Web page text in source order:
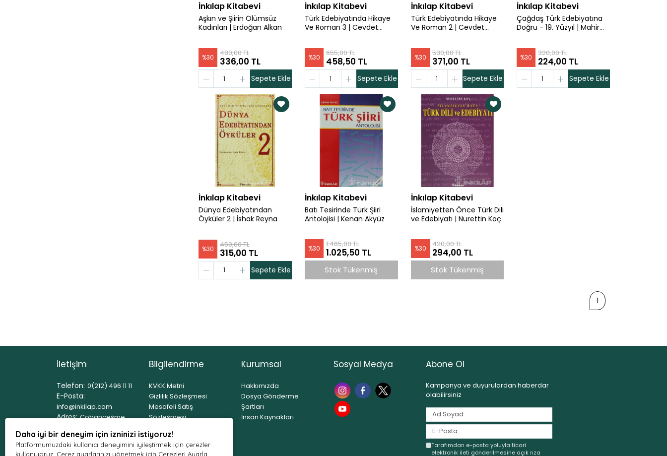
Daha iyi bir deneyim için izninizi istiyoruz!
Platformumuzdaki kullanıcı deneyimini iyileştirmek için çerezler
kullanıyoruz. Çerez ayarlarınızı yönetmek için Çerezleri Ayarla
İnkılap Kitabevi
Aşkın ve Şiirin Ölümsüz
Kadınları | Erdoğan Alkan
%30 480,00 TL
336,00 TL
Sepete Ekle
İnkılap Kitabevi
Türk Edebiyatında Hikaye
Ve Roman 3 | Cevdet
%30 655,00 TL
458,50 TL
Sepete Ekle
İnkılap Kitabevi
Türk Edebiyatında Hikaye
Ve Roman 2 | Cevdet
%30 530,00 TL
371,00 TL
Sepete Ekle
İnkılap Kitabevi
Çağdaş Türk Edebiyatına
Doğru - 19. Yüzyıl | Mahir
%30 320,00 TL
224,00 TL
Sepete Ekle
İnkılap Kitabevi
Dünya Edebiyatından
Öyküler 2 | İshak Reyna
%30 450,00 TL
315,00 TL
Sepete Ekle
İnkılap Kitabevi
Batı Tesirinde Türk Şiiri
Antolojisi | Kenan Akyüz
%30 1.465,00 TL
1.025,50 TL
Stok Tükenmiş
İnkılap Kitabevi
İslamiyetten Önce Türk Dili
ve Edebiyatı | Nurettin Koç
%30 420,00 TL
294,00 TL
Stok Tükenmiş
1
İletişim
Telefon: 0(212) 496 11 11
E-Posta:
info@inkilap.com
Adres: Çobançeşme
No:8 Yenibosna/İstanbul
Çalışma Saatleri:
Bilgilendirme
KVKK Metni
Gizlilik Sözleşmesi
Mesafeli Satış
Sözleşmesi
İptal ve İade Koşulları
Çerez Politikası
Kurumsal
Hakkımızda
Dosya Gönderme
Şartları
İnsan Kaynakları
Sosyal Medya Abone Ol
Kampanya ve duyurulardan haberdar
olabilirsiniz
Tarafımdan e-posta yoluyla ticari
elektronik ileti gönderilmesine açık rıza